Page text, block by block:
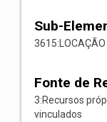
Sub-
3615:LOCAÇÃO
Fonte de
3:Recursos
vinculados